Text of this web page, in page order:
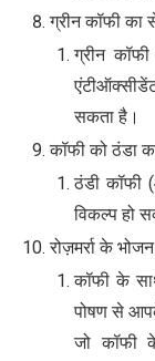
ग्रीन कॉफी का
ग्रीन
सकता है।
कॉफी को ठंडा
ठंडी कॉफी
विकल्प हो
रोज़मर्रा के
कॉफी के
पोषण से
जो कॉफी